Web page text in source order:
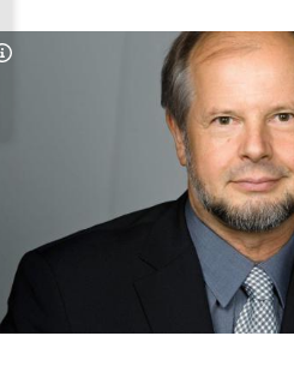
Untermenü
Untermenü
Copyright-Hinweis öffnen/schließen